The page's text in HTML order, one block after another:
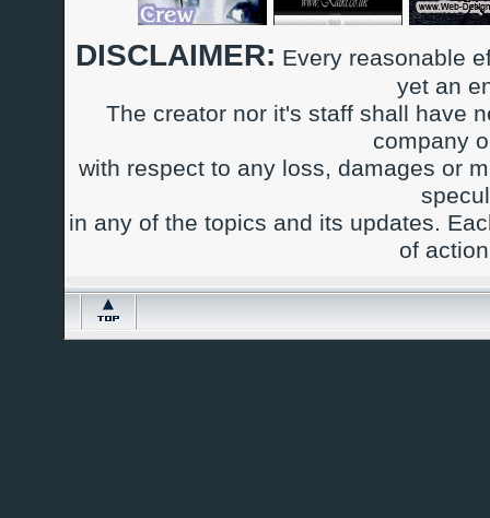
DISCLAIMER: Every reasonable
yet an
The creator nor it's staff shall have
company
with respect to any loss, damages or
in any of the topics and its updates.
of